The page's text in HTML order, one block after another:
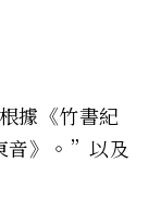
據《竹書紀
音》。”以及